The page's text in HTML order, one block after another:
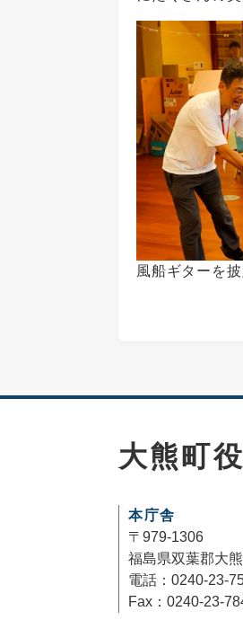
風船ギターを
大熊町
本庁舎
〒979-1306
福島県双葉郡大
電話：0240-23-
Fax：0240-23-